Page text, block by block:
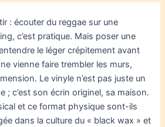
: écouter du reggae sur une
c’est pratique. Mais poser une
le léger crépitement avant
vienne faire trembler les murs,
Le vinyle n’est pas juste un
; c’est son écrin originel, sa maison.
et ce format physique sont-ils
dans la culture du « black wax » et